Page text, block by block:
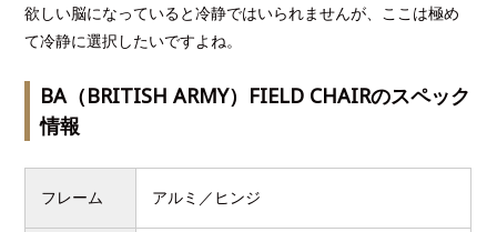
欲しい脳になっていると冷静ではいられませんが、ここは極め
て冷静に選択したいですよね。
BA（BRITISH ARMY）FIELD CHAIRのスペック
情報
フレーム アルミ／ヒンジ